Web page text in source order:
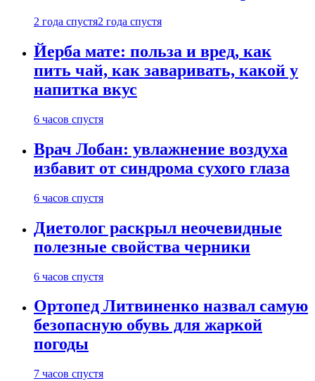
2 года спустя2 года спустя
Йерба мате: польза и вред, как
пить чай, как заваривать, какой у
напитка вкус
6 часов спустя
Врач Лобан: увлажнение воздуха
избавит от синдрома сухого глаза
6 часов спустя
Диетолог раскрыл неочевидные
полезные свойства черники
6 часов спустя
Ортопед Литвиненко назвал самую
безопасную обувь для жаркой
погоды
7 часов спустя